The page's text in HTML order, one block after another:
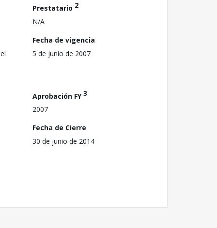
Prestatario 2
N/A
Fecha de vigencia
5 de junio de 2007
Aprobación FY3
2007
Fecha de Cierre
30 de junio de 2014